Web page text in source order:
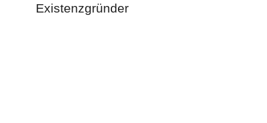
Existenzgründer